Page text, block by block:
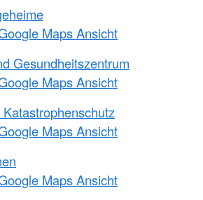
Maps Ansicht
Gesundheitszentrum
Maps Ansicht
Maps Ansicht
Maps Ansicht